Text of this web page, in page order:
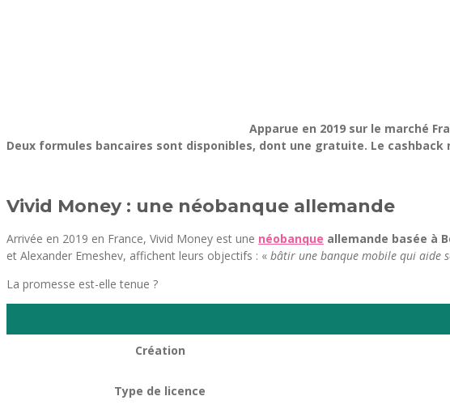
Apparue en 2019 sur le marché
Deux formules bancaires sont disponibles, dont une gratuite. Le
Vivid Money : une néobanque allemande
Arrivée en 2019 en France, Vivid Money est une néobanque allemande basée à
et Alexander Emeshev, affichent leurs objectifs : « bâtir une banque mobile qui aide
La promesse est-elle tenue ?
Création
Type de licence